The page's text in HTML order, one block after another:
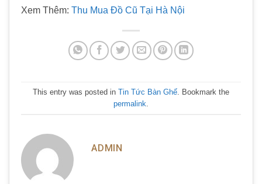
Xem Thêm: Thu Mua Đồ Cũ Tại Hà Nội
This entry was posted in Tin Tức Bàn Ghế . Bookmark the
permalink
ADMIN